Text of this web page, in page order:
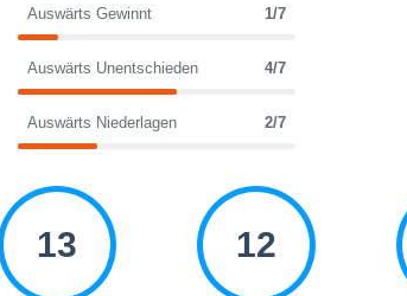
Auswärts Gewinnt 1/7
Auswärts Unentschieden 4/7
Auswärts Niederlagen 2/7
13 12